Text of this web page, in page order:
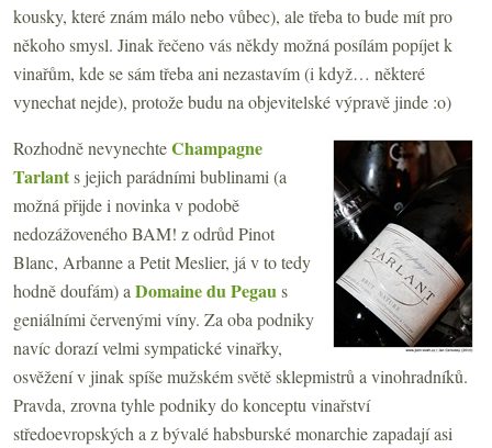
kousky, které znám málo nebo vůbec), ale třeba to bude mít pro
někoho smysl. Jinak řečeno vás někdy možná posílám popíjet k
vinařům, kde se sám třeba ani nezastavím (i když… některé
vynechat nejde), protože budu na objevitelské výpravě jinde :o)
Rozhodně nevynechteChampagne
Tarlants jejich parádními bublinami (a
možná přijde i novinka v podobě
nedozážoveného BAM! z odrůd Pinot
Blanc, Arbanne a Petit Meslier, já v to tedy
hodně doufám) a Domaine du Pegaus
geniálními červenými víny. Za oba podniky
navíc dorazí velmi sympatické vinařky,
osvěžení v jinak spíše mužském světě sklepmistrů a vinohradníků.
Pravda, zrovna tyhle podniky do konceptu vinařství
středoevropských a z bývalé habsburské monarchie zapadají asi